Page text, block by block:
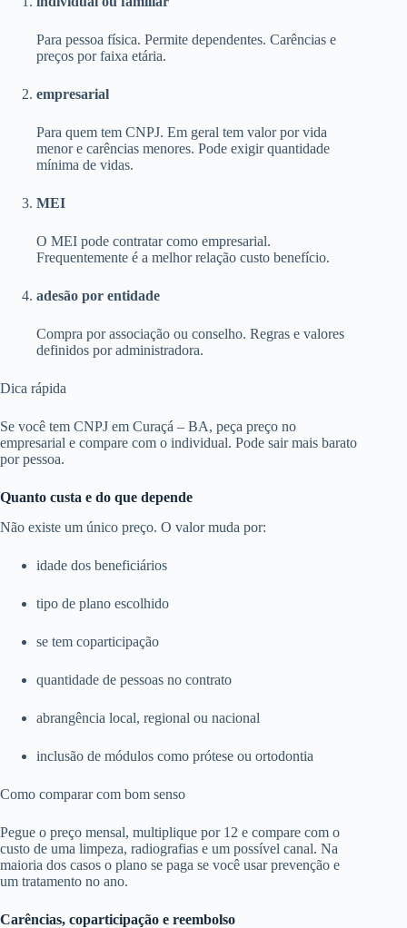
Para pessoa física. Permite dependentes. Carências e
preços por faixa etária.
empresarial
Para quem tem CNPJ. Em geral tem valor por vida
menor e carências menores. Pode exigir quantidade
mínima de vidas.
MEI
O MEI pode contratar como empresarial.
Frequentemente é a melhor relação custo benefício.
adesão por entidade
Compra por associação ou conselho. Regras e valores
definidos por administradora.
Dica rápida
Se você tem CNPJ em Curaçá – BA, peça preço no
empresarial e compare com o individual. Pode sair mais barato
por pessoa.
Quanto custa e do que depende
Não existe um único preço. O valor muda por:
idade dos beneficiários
tipo de plano escolhido
se tem coparticipação
quantidade de pessoas no contrato
abrangência local, regional ou nacional
inclusão de módulos como prótese ou ortodontia
Como comparar com bom senso
Pegue o preço mensal, multiplique por 12 e compare com o
custo de uma limpeza, radiografias e um possível canal. Na
maioria dos casos o plano se paga se você usar prevenção e
um tratamento no ano.
Carências, coparticipação e reembolso